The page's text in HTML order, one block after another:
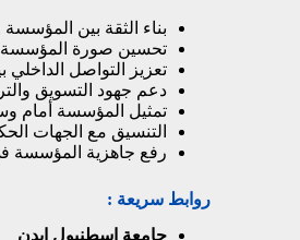
بناء الثقة بين
تحسين صورة المؤسسة
تعزيز التواصل الداخلي
دعم جهود التسويق
تمثيل المؤسسة أمام
التنسيق مع الجهات
رفع جاهزية المؤسسة
روابط سريعة :
جامعة اسطنبول ايدن